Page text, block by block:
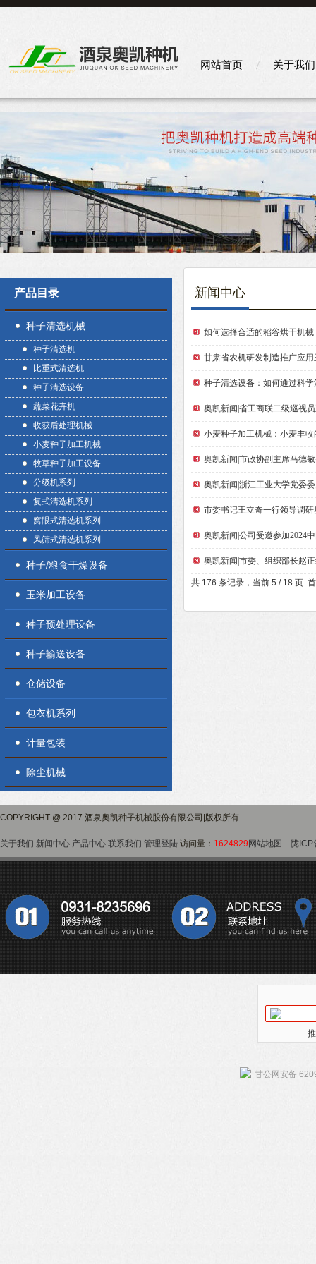
网站首页 关于我们
产品目录
种子清选机械
种子清选机
比重式清选机
种子清选设备
蔬菜花卉机
收获后处理机械
小麦种子加工机械
牧草种子加工设备
分级机系列
复式清选机系列
窝眼式清选机系列
风筛式清选机系列
种子/粮食干燥设备
玉米加工设备
种子预处理设备
种子输送设备
仓储设备
包衣机系列
计量包装
除尘机械
新闻中心
如何选择合适的稻谷烘干机械
甘肃省农机研发制造推广应
种子清选设备：如何通过科
奥凯新闻|省工商联二级巡视
小麦种子加工机械：小麦丰
奥凯新闻|市政协副主席马德
奥凯新闻|浙江工业大学党委
市委书记王立奇一行领导调研
奥凯新闻|公司受邀参加2024
奥凯新闻|市委、组织部长赵
共 176 条记录，当前 5 / 18 页
COPYRIGHT @ 2017 酒泉奥凯种子机械股份有限公司|版权所有
关于我们 新闻中心 产品中心 联系我们 管理登陆 访问量： 1624829 网站地图 陇
甘公网安备